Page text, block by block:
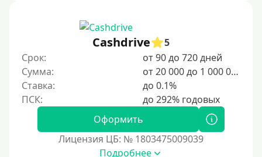
Cashdrive
5
Срок:
от 90 до 720 дней
Сумма:
от 20 000 до 1 000 000 ₽
Ставка:
до 0.1%
Оформить
Лицензия ЦБ: № 1803475009039
Подробнее